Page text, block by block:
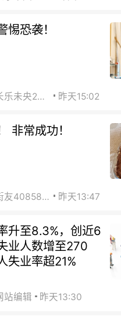
惕恐袭！
长乐未央2015 昨天15:02
非常成功！
街友40858442 昨天13:47
升至8.3%，创近6
业人数增至270
失业率超21%
站编辑 昨天13:30